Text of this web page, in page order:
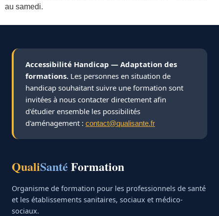
au samedi.
Accessibilité Handicap — Adaptation des
formations. Les personnes en situation de
handicap souhaitant suivre une formation sont
invitées à nous contacter directement afin
d'étudier ensemble les possibilités
d'aménagement : contact@qualisante.fr
QualiSanté Formation
Organisme de formation pour les professionnels de santé
et les établissements sanitaires, sociaux et médico-
sociaux.